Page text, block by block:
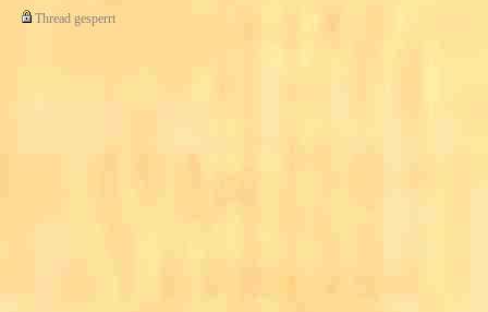
Thread gesperrt